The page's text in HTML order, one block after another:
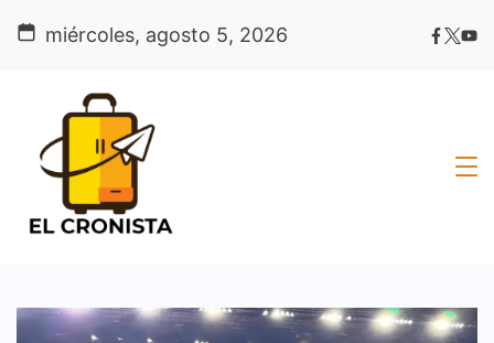
miércoles, agosto 5, 2026